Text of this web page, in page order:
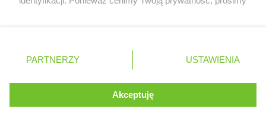
GP Holandii
Dowiedz się więcej o naszej polityce
ROZUMIEM
prywatności znajdujący się w lewym dolnym rogu strony
. Niektóre rodzaje przetwarzania danych nie wymagają
takiemu przetwarzaniu. Preferencje będą miały
zastosowania tylko na tej witrynie.
PARTNERZY USTAWIENIA
Akceptuję